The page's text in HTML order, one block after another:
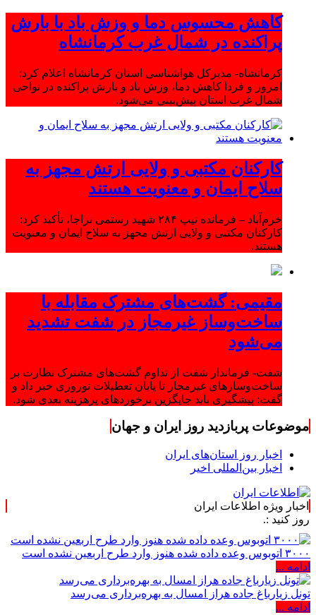
کاهش محسوس دما و وزش باد با بارش
پراکنده در شمال غرب کرمانشاه
کرمانشاه- مدیرکل هواشناسی استان کرمانشاه اعلام کرد:
امروز و فردا کاهش دما، وزش باد و بارش پراکنده در نواحی
شمال غرب استان پیش‌بینی می‌شود.
کارکنان مکتبی و ولایی ارتش مجهز به
سلاح ایمان و معنویت هستند
خرم‌آباد – فرمانده تیپ ۲۸۴ شهید رستمی نزاجا، تأکید کرد:
کارکنان مکتبی و ولایی ارتش مجهز به سلاح ایمان و معنویت
هستند.
مقیمی: گشت‌های مشترک مقابله با
ساخت‌وساز غیرمجاز در شفت تشدید
می‌شود
شفت- فرماندار شفت از تداوم گشت‌های مشترک نظارت بر
ساخت‌وسازهای غیرمجاز تا پایان تعطیلات نوروزی خبر داد و
گفت: پیشگیری باید جایگزین برخوردهای پرهزینه بعدی شود.
موضوعات پربازدید روز ایران و جهان
اخبار روز استان‌های ایران
اخبار بین‌المللی اخیر
اخبار ویژه اطلاعات ایران
:.
۳۰۰۰ اتوبوس وعده داده شده هنوز وارد طرح اربعین نشده است
ادامه ...
تونل زیارباغ جاده هراز امسال به بهره‌برداری می‌رسد
ادامه ...